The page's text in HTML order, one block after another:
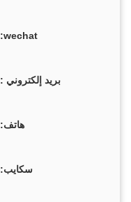
wechat:
بريد إلكتروني :
هاتف:
سكايب: